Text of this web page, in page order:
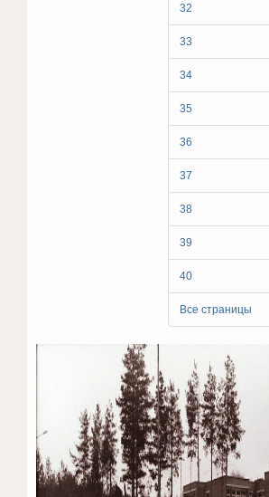
32
33
34
35
36
37
38
39
40
Все страницы